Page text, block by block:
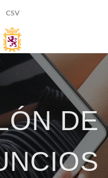
CSV
DE